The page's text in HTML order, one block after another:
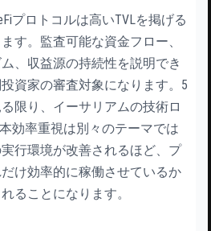
プロトコルは高いTVLを掲げる
す。監査可能な資金フロー、
、収益源の持続性を説明でき
資家の審査対象になります。5
限り、イーサリアムの技術ロ
効率重視は別々のテーマでは
行環境が改善されるほど、プ
け効率的に稼働させているか
ることになります。